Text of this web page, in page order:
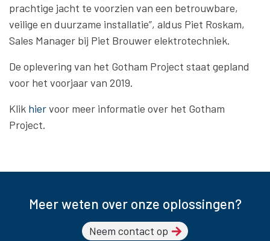
prachtige jacht te voorzien van een betrouwbare,
veilige en duurzame installatie”, aldus Piet Roskam,
Sales Manager bij Piet Brouwer elektrotechniek.
De oplevering van het Gotham Project staat gepland
voor het voorjaar van 2019.
Klik hiervoor meer informatie over het Gotham
Project.
Meer weten over onze oplossingen?
Neem contact op